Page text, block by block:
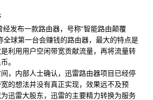
布一款路由器，号称“智能路由颠覆
全球第一台会赚钱的路由器，最大的特点是
利用用户空闲带宽贡献流量，再将流量转
。
内部人士确认，迅雷路由器项目已经停
的想法并没有真正实现，效果远不及预
迅雷大股东，迅雷的主要精力转换为服务